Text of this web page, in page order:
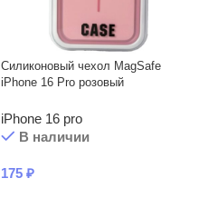
Силиконовый чехол MagSafe
iPhone 16 Pro розовый
iPhone 16 pro
В наличии
175 ₽